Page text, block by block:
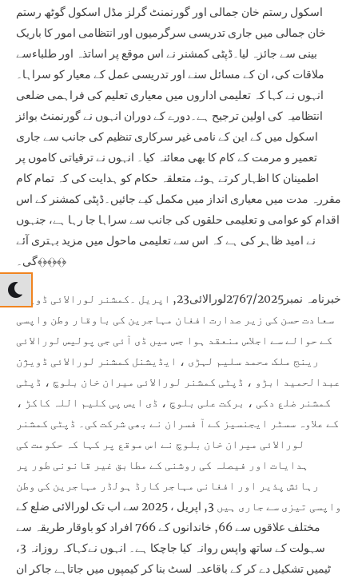
اسکول رستم خان جمالی اور گورنمنٹ گرلز مڈل اسکول گوٹھ رستم
خان جمالی میں جاری تدریسی سرگرمیوں اور انتظامی امور کا باریک
بینی سے جائزہ لیا۔ڈپٹی کمشنر نے اس موقع پر اساتذہ اور طلباءسے
ملاقات کی، ان کے مسائل سنے اور تدریسی عمل کے معیار کو سراہا۔
انہوں نے کہا کہ تعلیمی اداروں میں معیاری تعلیم کی فراہمی ضلعی
انتظامیہ کی اولین ترجیح ہے۔دورے کے دوران انہوں نے گورنمنٹ بوائز
اسکول میں کے این کے نامی غیر سرکاری تنظیم کی جانب سے جاری
تعمیر و مرمت کے کام کا بھی معائنہ کیا۔ انہوں نے ترقیاتی کاموں پر
اطمینان کا اظہار کرتے ہوئے متعلقہ حکام کو ہدایت کی کہ تمام کام
مقررہ مدت میں معیاری انداز میں مکمل کیے جائیں۔ڈپٹی کمشنر کے اس
اقدام کو عوامی و تعلیمی حلقوں کی جانب سے سراہا جا رہا ہے، جنہوں
نے امید ظاہر کی ہے کہ اس سے تعلیمی ماحول میں مزید بہتری آئے
گی۔﴾﴿﴾﴿﴾﴿
خبرنامہ نمبر2767/2025لورالائی23, اپریل ۔کمشنر لورالائی ڈویژن
سعادت حسن کی زیر صدارت افغان مہاجرین کی باوقار وطن واپسی
کے حوالے سے اجلاس منعقد ہوا جس میں ڈی آئی جی پولیس لورالائی
رینج ملک محمد سلیم لہڑی ، ایڈیشنل کمشنر لورالائی ڈویژن
عبدالحمید ابڑو ، ڈپٹی کمشنر لورالائی میران خان بلوچ ، ڈپٹی
کمشنر ضلع دکی ، برکت علی بلوچ ، ڈی ایس پی کلیم اللہ کاکڑ ،
کے علاوہ سسٹر ایجنسیز کے آ فسران نے بھی شرکت کی۔ ڈپٹی کمشنر
لورالائی میران خان بلوچ نے اس موقع پر کہا کہ حکومت کی
ہدایات اور فیصلہ کی روشنی کے مطابق غیر قانونی طور پر
رہائش پذیر اور افغانی مہاجر کارڈ ہولڈر مہاجرین کی وطن
واپسی تیزی سے جاری ہیں 3, اپریل ، 2025 سے اب تک لورالائی ضلع کے
مختلف علاقوں سے 66, خاندانوں کے 766 افراد کو باوقار طریقہ سے
سہولت کے ساتھ واپس روانہ کیا جاچکا ہے۔ انہوں نےکہاکہ روزانہ 3،
ٹیمیں تشکیل دے کر کے باقاعدہ لسٹ بنا کر کیمپوں میں جاتاہے جاکر ان